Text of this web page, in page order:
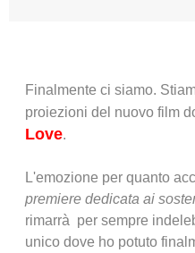
Finalmente ci siamo.
proiezioni del nuovo film
Love.
L'emozione per quanto
premiere dedicata ai
rimarrà per sempre
unico dove ho potuto